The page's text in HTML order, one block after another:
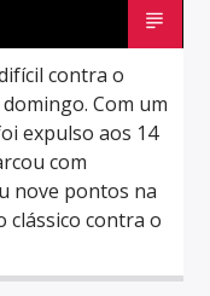
contra o
Com um
expulso aos 14
com
nove pontos na
clássico contra o